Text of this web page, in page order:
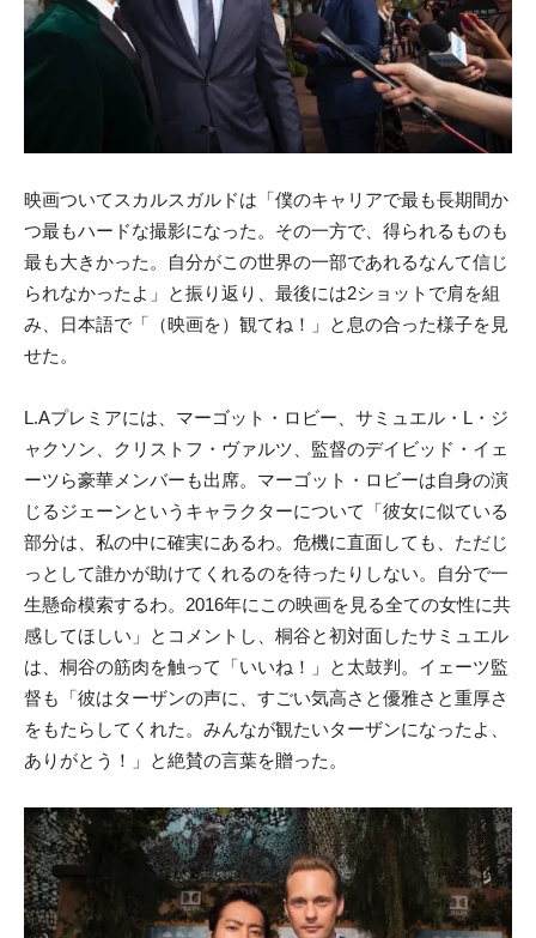
映画ついてスカルスガルドは「僕のキャリアで最も長期間か
つ最もハードな撮影になった。その一方で、得られるものも
最も大きかった。自分がこの世界の一部であれるなんて信じ
られなかったよ」と振り返り、最後には2ショットで肩を組
み、日本語で「（映画を）観てね！」と息の合った様子を見
せた。
L.Aプレミアには、マーゴット・ロビー、サミュエル・L・ジ
ャクソン、クリストフ・ヴァルツ、監督のデイビッド・イェ
ーツら豪華メンバーも出席。マーゴット・ロビーは自身の演
じるジェーンというキャラクターについて「彼女に似ている
部分は、私の中に確実にあるわ。危機に直面しても、ただじ
っとして誰かが助けてくれるのを待ったりしない。自分で一
生懸命模索するわ。2016年にこの映画を見る全ての女性に共
感してほしい」とコメントし、桐谷と初対面したサミュエル
は、桐谷の筋肉を触って「いいね！」と太鼓判。イェーツ監
督も「彼はターザンの声に、すごい気高さと優雅さと重厚さ
をもたらしてくれた。みんなが観たいターザンになったよ、
ありがとう！」と絶賛の言葉を贈った。